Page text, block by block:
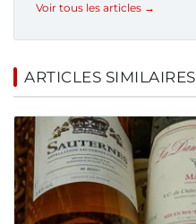
Voir tous les articles →
ARTICLES SIMILAIRES